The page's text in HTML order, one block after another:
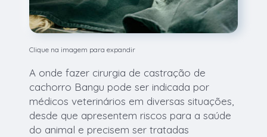
Clique na imagem para expandir
A onde fazer cirurgia de castração de
cachorro Bangu pode ser indicada por
médicos veterinários em diversas situações,
desde que apresentem riscos para a saúde
do animal e precisem ser tratadas